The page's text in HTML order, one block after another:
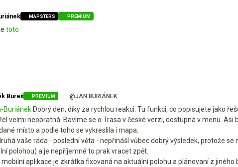
MAPSTERS PREMIUM
toto
Bureš PREMIUM @JAN BURIÁNEK
Buriánek Dobrý den, díky za rychlou reakci. Tu funkci, co popisujete jako
velmi neobratná. Bavíme se o Trasa v české verzi, dostupná v menu.
místo a podle toho se vykreslila i mapa.
vaše ráda - poslední věta - nepřináší vůbec dobrý výsledek, protože
polohou) a je nepříjemné to prak vracet zpět.
mobilní aplikace je zkrátka fixovaná na aktuální polohu a plánovaní z jiného